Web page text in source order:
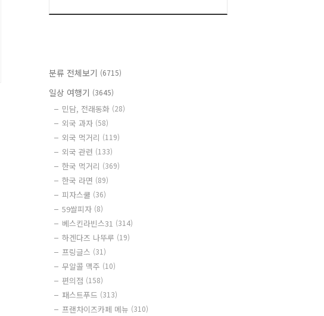
분류 전체보기 (6715)
일상 여행기 (3645)
민담, 전래동화 (28)
외국 과자 (58)
외국 먹거리 (119)
외국 관련 (133)
한국 먹거리 (369)
한국 라면 (89)
피자스쿨 (36)
59쌀피자 (8)
베스킨라빈스31 (314)
하겐다즈 나뚜루 (19)
프링글스 (31)
무알콜 맥주 (10)
편의점 (158)
패스트푸드 (313)
프랜차이즈카페 메뉴 (310)